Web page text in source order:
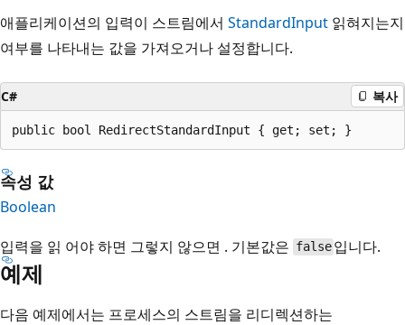
애플리케이션의 입력이 스트림에서 StandardInput 읽혀지는지
여부를 나타내는 값을 가져오거나 설정합니다.
C# 복사
public bool RedirectStandardInput { get; set; }
속성 값
Boolean
입력을 읽 어야 하면 그렇지 않으면 . 기본값은 false 입니다.
예제
다음 예제에서는 프로세스의 스트림을 리디렉션하는